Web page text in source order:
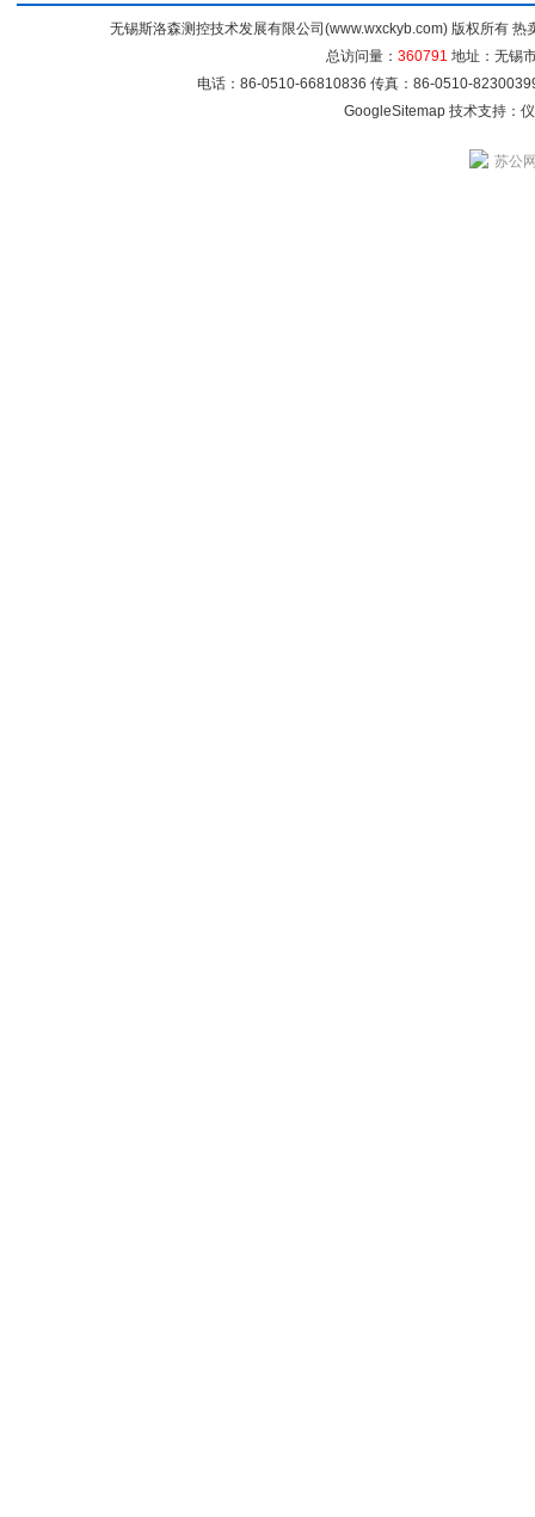
无锡斯洛森测控技术发展有限公司(www.wxckyb.com) 版权所有
总访问量： 360791 地址：无锡
电话：86-0510-66810836 传真：86-0510-
GoogleSitemap技术支持：
苏公